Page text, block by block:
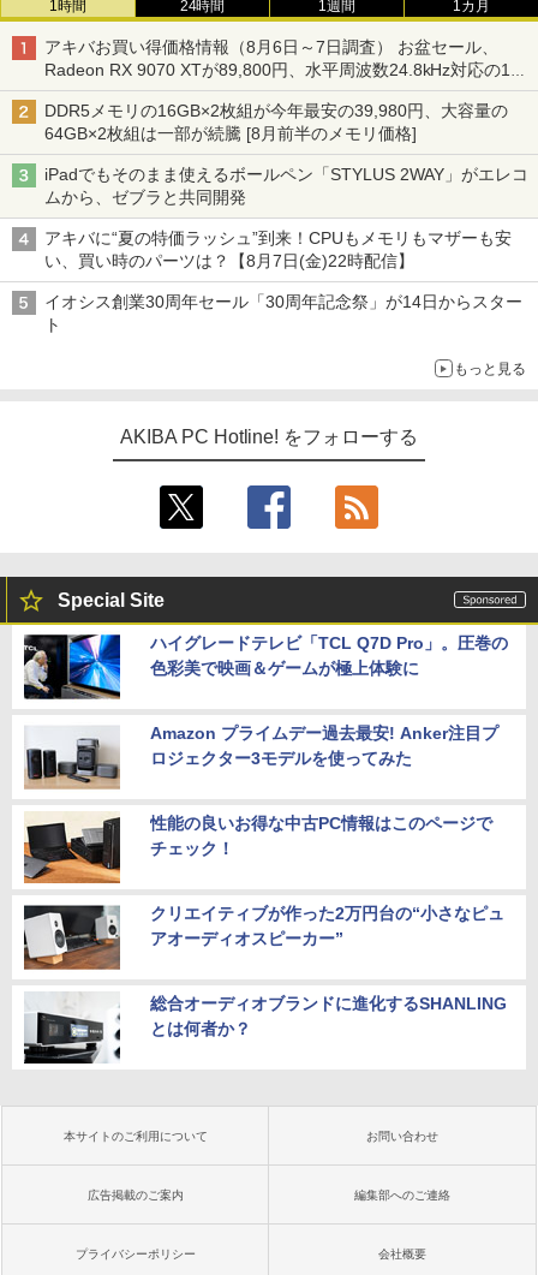
1時間 24時間 1週間 1カ月
アキバお買い得価格情報（8月6日～7日調査） お盆セール、
Radeon RX 9070 XTが89,800円、水平周波数24.8kHz対応の17
型モニターが9,801円、暑さ指数連動セール ほか
DDR5メモリの16GB×2枚組が今年最安の39,980円、大容量の
64GB×2枚組は一部が続騰 [8月前半のメモリ価格]
iPadでもそのまま使えるボールペン「STYLUS 2WAY」がエレコ
ムから、ゼブラと共同開発
アキバに“夏の特価ラッシュ”到来！CPUもメモリもマザーも安
い、買い時のパーツは？【8月7日(金)22時配信】
イオシス創業30周年セール「30周年記念祭」が14日からスター
ト
もっと見る
AKIBA PC Hotline! をフォローする
Special Site
ハイグレードテレビ「TCL Q7D Pro」。圧巻の
色彩美で映画＆ゲームが極上体験に
Amazon プライムデー過去最安! Anker注目プ
ロジェクター3モデルを使ってみた
性能の良いお得な中古PC情報はこのページで
チェック！
クリエイティブが作った2万円台の“小さなピュ
アオーディオスピーカー”
総合オーディオブランドに進化するSHANLING
とは何者か？
本サイトのご利用について お問い合わせ
広告掲載のご案内 編集部へのご連絡
プライバシーポリシー 会社概要